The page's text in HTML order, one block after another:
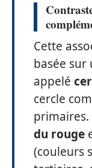
Cette
basée
appelé
cercle
primaires.
du rouge
(couleurs